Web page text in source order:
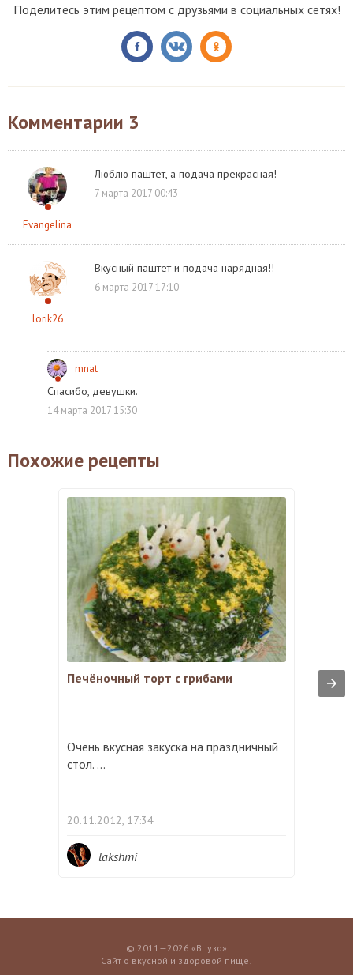
Поделитесь этим рецептом с друзьями в социальных сетях!
Комментарии 3
Evangelina
Люблю паштет, а подача прекрасная!
7 марта 2017 00:43
lorik26
Вкусный паштет и подача нарядная!!
6 марта 2017 17:10
mnat
Спасибо, девушки.
14 марта 2017 15:30
Похожие рецепты
Печёночный торт с грибами
Очень вкусная закуска на праздничный
стол. ...
20.11.2012, 17:34
lakshmi
© 2011—2026 «Впузо»
Сайт о вкусной и здоровой пище!